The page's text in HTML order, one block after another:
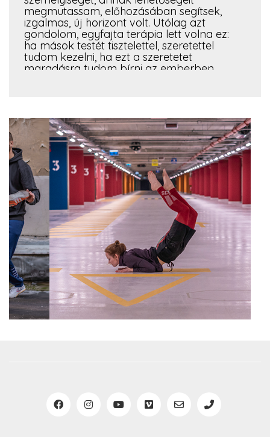
megmutassam, előhozásában segítsek,
izgalmas, új horizont volt. Utólag azt
gondolom, egyfajta terápia lett volna ez:
ha mások testét tisztelettel, szeretettel
tudom kezelni, ha ezt a szeretetet
maradásra tudom bírni az emberben,
meg. De akkor még tovább sodródtam,
nem tudtam meg, mit találtam.
A saját magamra fordított időm pedig,
hétről hétre, évek alatt, elfogyott.
A tanítás pedig hétről hétre, évek alatt a
napom talán legfontosabb, legfelemelőbb
élményévé lépett elő. Egyre több
lehetőséget kerestem, és kaptam, mint
mozgástanár. Itt tudtam pihenni. Azt
hiszem ezt kellett felismernem.
Aztán egyszer, amikor azon kaptam
magam, hogy olyan fáradt vagyok, hogy
elképzelni sem tudom, hogyan tudtam
valaha is megmozdulni, teljesen
egyértelműen, az alkalmi látogatás
figyelmem is meg tud pihenni. Neki is